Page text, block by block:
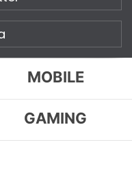
MOBILE
GAMING